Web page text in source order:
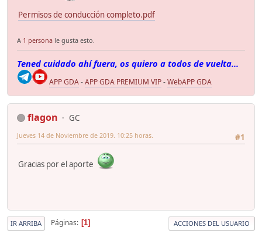
Permisos de conducción completo.pdf
A 1 persona le gusta esto.
Tened cuidado ahí fuera, os quiero a todos de vuelta...
APP GDA-APP GDA PREMIUM VIP-WebAPP GDA
flagon
GC
#1
Jueves 14 de Noviembre de 2019. 10:25 horas.
Gracias por el aporte
IR ARRIBA Páginas 1 ACCIONES DEL USUARIO